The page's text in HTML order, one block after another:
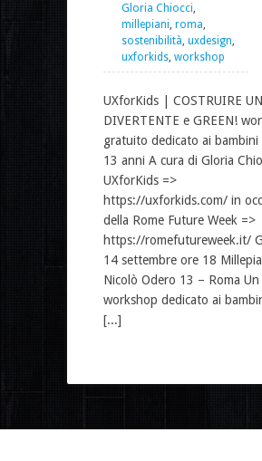
Gloria Chiocci
millepiani roma
sostenibilità uxdesign
uxforkids workshop
UXforKids | COSTRUIRE
DIVERTENTE e GREEN!
gratuito dedicato ai bambini
13 anni A cura di Gloria
UXforKids =>
https://uxforkids.com/ in
della Rome Future Week =>
https://romefutureweek.it/
14 settembre ore 18
Nicolò Odero 13 – Roma Un
workshop dedicato ai
[...]